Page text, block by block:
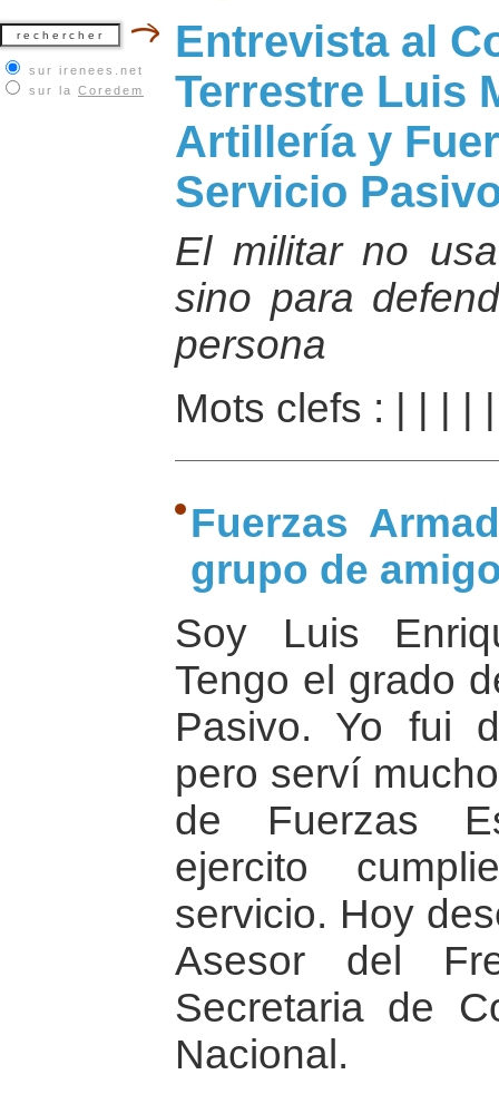
sur irenees.net
sur la Coredem
Entrevista al
Terrestre Luis
Artillería y
Servicio
El militar no
sino para
persona
Mots clefs :
Fuerzas
grupo de
Soy Luis
Tengo el grado
Pasivo. Yo fui
pero serví
de Fuerzas
ejercito
servicio. Hoy
Asesor del
Secretaria de
Nacional.